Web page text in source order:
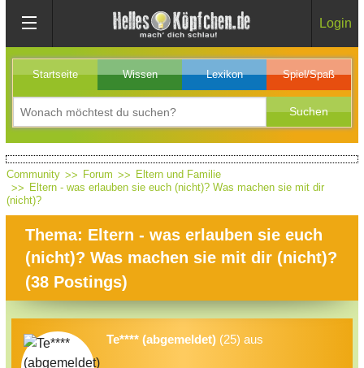
Login
Startseite Wissen Lexikon Spiel/Spaß
Community Forum
Eltern und Familie
Eltern - was erlauben sie euch (nicht)? Was machen sie mit dir
(nicht)?
Thema: Eltern - was erlauben sie euch
(nicht)? Was machen sie mit dir (nicht)?
(38 Postings)
Te**** (abgemeldet) (25) aus